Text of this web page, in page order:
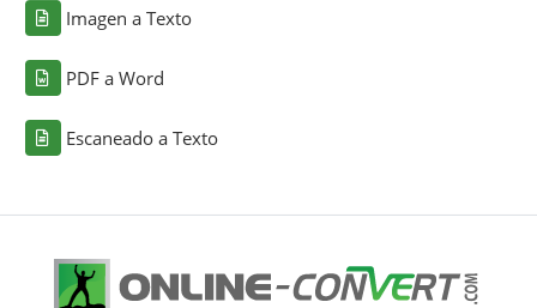
Imagen a Texto
PDF a Word
Escaneado a Texto